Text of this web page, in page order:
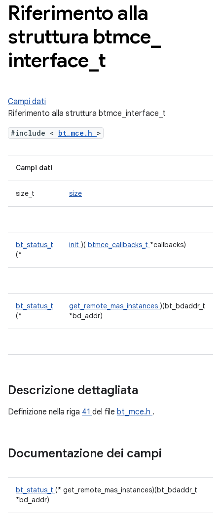
Riferimento alla
struttura btmce
interface t
Campi dati
Riferimento alla struttura btmce_interface_t
#include < bt_mce.h >
Campi dati
size_t size
bt_status_t
(*
init )( btmce_callbacks_t *callbacks)
bt_status_t
(*
get_remote_mas_instances )(bt_bdaddr_t
*bd_addr)
Descrizione dettagliata
Definizione nella riga 41 del file bt_mce.h .
Documentazione dei campi
bt_status_t (* get_remote_mas_instances)(bt_bdaddr_t
*bd_addr)